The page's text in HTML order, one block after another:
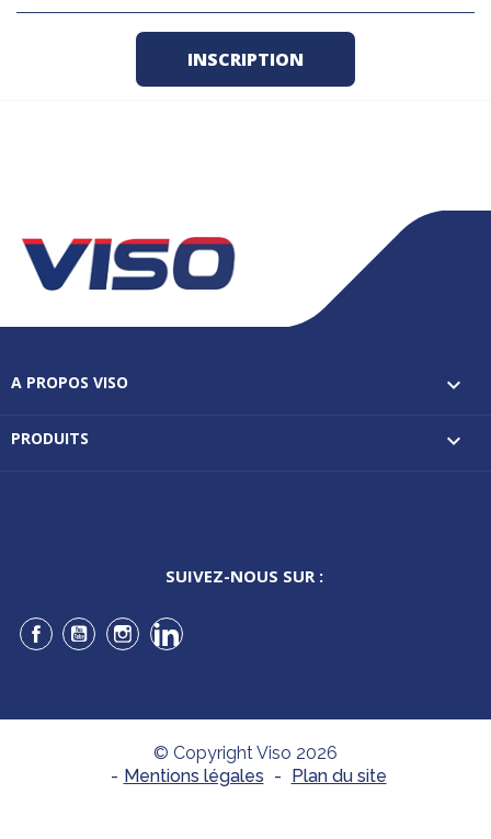
A PROPOS VISO 
PRODUITS 
SUIVEZ-NOUS SUR :
Facebook
YouTubeInstagramLinkedIn
© Copyright Viso 2026
- Mentions légales - Plan du site